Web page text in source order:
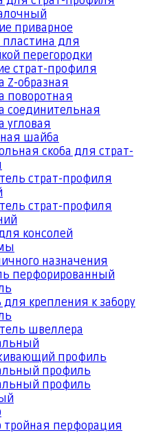
приварное
для
перегородки
страт-профиля
Z-образная
поворотная
соединительная
угловая
шайба
скоба для страт-
страт-профиля
страт-профиля
консолей
назначения
перфорированный
крепления к забору
швеллера
профиль
профиль
профиль
тройная перфорация